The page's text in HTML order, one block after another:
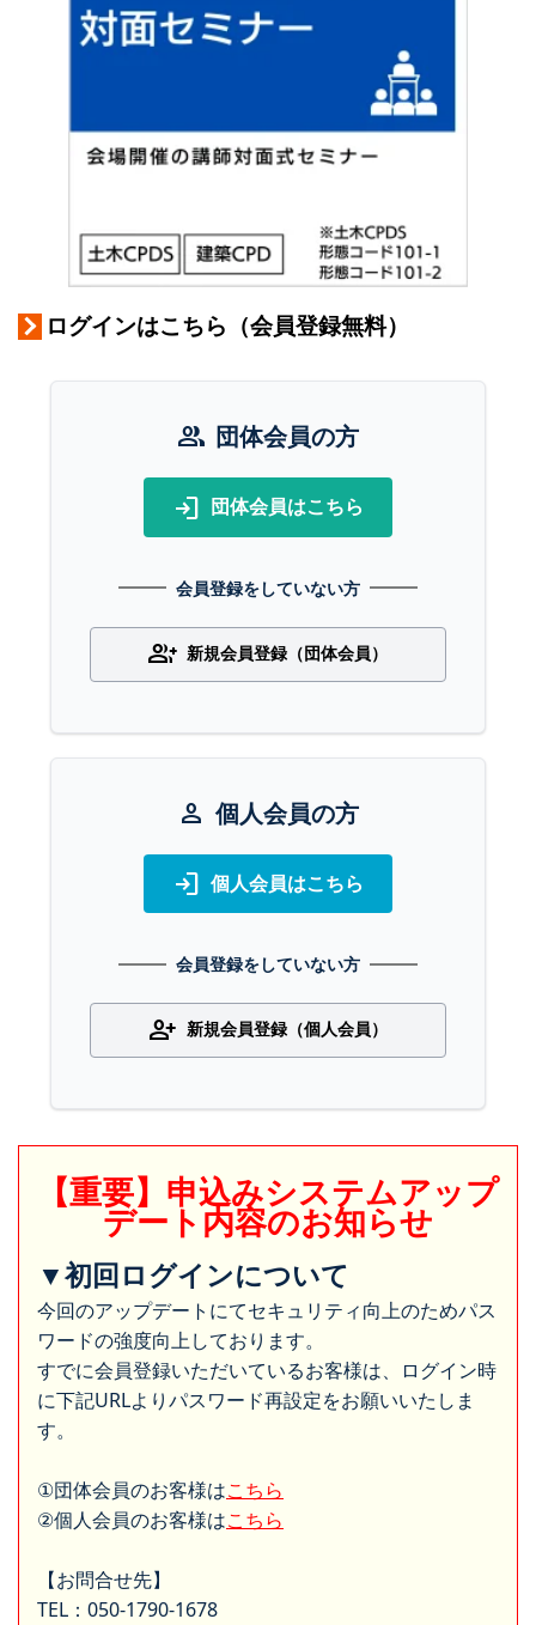
ログインはこちら（会員登録無料）
group 団体会員の方
login 団体会員はこちら
会員登録をしていない方
group_add 新規会員登録（団体会員）
person 個人会員の方
login 個人会員はこちら
会員登録をしていない方
person_add 新規会員登録（個人会員）
【重要】申込みシステムアップ
デート内容のお知らせ
▼初回ログインについて
今回のアップデートにてセキュリティ向上のためパス
ワードの強度向上しております。
すでに会員登録いただいているお客様は、ログイン時
に下記URLよりパスワード再設定をお願いいたしま
す。
①団体会員のお客様はこちら
②個人会員のお客様はこちら
【お問合せ先】
TEL：050-1790-1678